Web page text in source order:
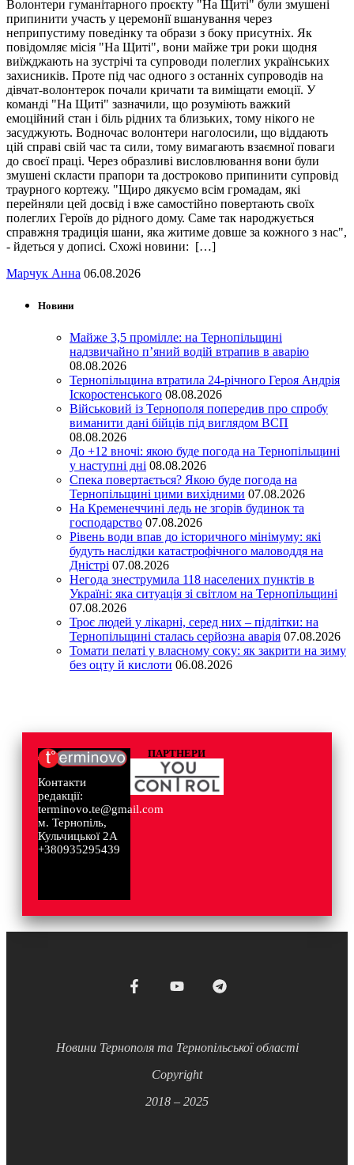
Волонтери гуманітарного проєкту "На Щиті" були змушені
припинити участь у церемонії вшанування через
неприпустиму поведінку та образи з боку присутніх. Як
повідомляє місія "На Щиті", вони майже три роки щодня
виїжджають на зустрічі та супроводи полеглих українських
захисників. Проте під час одного з останніх супроводів на
дівчат-волонтерок почали кричати та виміщати емоції. У
команді "На Щиті" зазначили, що розуміють важкий
емоційний стан і біль рідних та близьких, тому нікого не
засуджують. Водночас волонтери наголосили, що віддають
цій справі свій час та сили, тому вимагають взаємної поваги
до своєї праці. Через образливі висловлювання вони були
змушені скласти прапори та достроково припинити супровід
траурного кортежу. "Щиро дякуємо всім громадам, які
перейняли цей досвід і вже самостійно повертають своїх
полеглих Героїв до рідного дому. Саме так народжується
справжня традиція шани, яка житиме довше за кожного з нас",
- йдеться у дописі. Схожі новини: […]
Марчук Анна 06.08.2026
Новини
Майже 3,5 промілле: на Тернопільщині
надзвичайно п’яний водій втрапив в аварію
08.08.2026
Тернопільщина втратила 24-річного Героя Андрія
Іскоростенського 08.08.2026
Військовий із Тернополя попередив про спробу
виманити дані бійців під виглядом ВСП
08.08.2026
До +12 вночі: якою буде погода на Тернопільщині
у наступні дні 08.08.2026
Спека повертається? Якою буде погода на
Тернопільщині цими вихідними 07.08.2026
На Кременеччині ледь не згорів будинок та
господарство 07.08.2026
Рівень води впав до історичного мінімуму: які
будуть наслідки катастрофічного маловоддя на
Дністрі 07.08.2026
Негода знеструмила 118 населених пунктів в
Україні: яка ситуація зі світлом на Тернопільщині
07.08.2026
Троє людей у лікарні, серед них – підлітки: на
Тернопільщині сталась серйозна аварія 07.08.2026
Томати пелаті у власному соку: як закрити на зиму
без оцту й кислоти 06.08.2026
Контакти
редакції:
terminovo.te@gmail.com
м. Тернопіль,
Кульчицької 2А
+380935295439
ПАРТНЕРИ
Новини Тернополя та Тернопільської області
Copyright
2018 – 2025